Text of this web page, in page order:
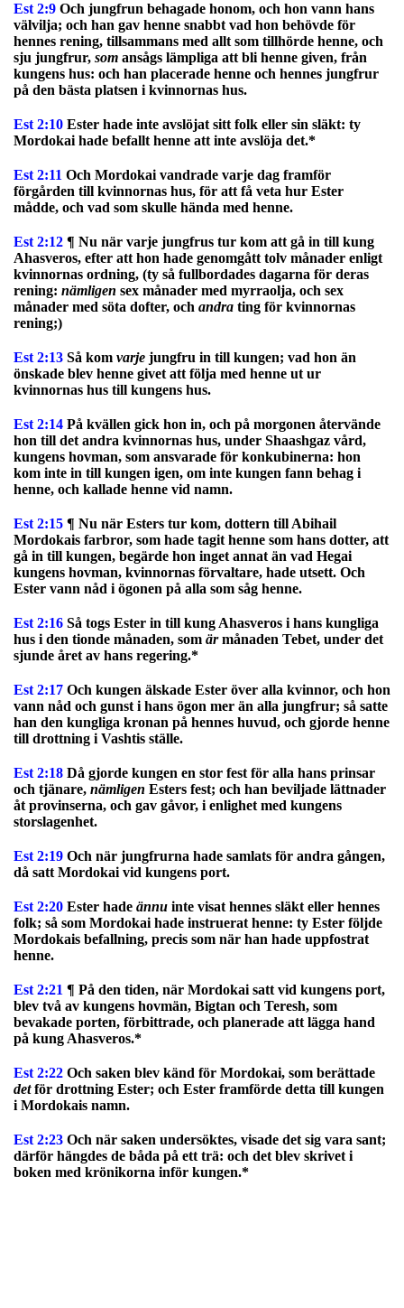
Est 2:9 Och jungfrun behagade honom, och hon vann hans
välvilja; och han gav henne snabbt vad hon behövde för
hennes rening, tillsammans med allt som tillhörde henne, och
sju jungfrur, som ansågs lämpliga att bli henne given, från
kungens hus: och han placerade henne och hennes jungfrur
på den bästa platsen i kvinnornas hus.
Est 2:10 Ester hade inte avslöjat sitt folk eller sin släkt: ty
Mordokai hade befallt henne att inte avslöja det.*
Est 2:11 Och Mordokai vandrade varje dag framför
förgården till kvinnornas hus, för att få veta hur Ester
mådde, och vad som skulle hända med henne.
Est 2:12 ¶ Nu när varje jungfrus tur kom att gå in till kung
Ahasveros, efter att hon hade genomgått tolv månader enligt
kvinnornas ordning, (ty så fullbordades dagarna för deras
rening: nämligen sex månader med myrraolja, och sex
månader med söta dofter, och andra ting för kvinnornas
rening;)
Est 2:13 Så kom varje jungfru in till kungen; vad hon än
önskade blev henne givet att följa med henne ut ur
kvinnornas hus till kungens hus.
Est 2:14 På kvällen gick hon in, och på morgonen återvände
hon till det andra kvinnornas hus, under Shaashgaz vård,
kungens hovman, som ansvarade för konkubinerna: hon
kom inte in till kungen igen, om inte kungen fann behag i
henne, och kallade henne vid namn.
Est 2:15 ¶ Nu när Esters tur kom, dottern till Abihail
Mordokais farbror, som hade tagit henne som hans dotter, att
gå in till kungen, begärde hon inget annat än vad Hegai
kungens hovman, kvinnornas förvaltare, hade utsett. Och
Ester vann nåd i ögonen på alla som såg henne.
Est 2:16 Så togs Ester in till kung Ahasveros i hans kungliga
hus i den tionde månaden, som ärmånaden Tebet, under det
sjunde året av hans regering.*
Est 2:17 Och kungen älskade Ester över alla kvinnor, och hon
vann nåd och gunst i hans ögon mer än alla jungfrur; så satte
han den kungliga kronan på hennes huvud, och gjorde henne
till drottning i Vashtis ställe.
Est 2:18 Då gjorde kungen en stor fest för alla hans prinsar
och tjänare, nämligen Esters fest; och han beviljade lättnader
åt provinserna, och gav gåvor, i enlighet med kungens
storslagenhet.
Est 2:19 Och när jungfrurna hade samlats för andra gången,
då satt Mordokai vid kungens port.
Est 2:20 Ester hade ännu inte visat hennes släkt eller hennes
folk; så som Mordokai hade instruerat henne: ty Ester följde
Mordokais befallning, precis som när han hade uppfostrat
henne.
Est 2:21 ¶ På den tiden, när Mordokai satt vid kungens port,
blev två av kungens hovmän, Bigtan och Teresh, som
bevakade porten, förbittrade, och planerade att lägga hand
på kung Ahasveros.*
Est 2:22 Och saken blev känd för Mordokai, som berättade
detför drottning Ester; och Ester framförde detta till kungen
i Mordokais namn.
Est 2:23 Och när saken undersöktes, visade det sig vara sant;
därför hängdes de båda på ett trä: och det blev skrivet i
boken med krönikorna inför kungen.*